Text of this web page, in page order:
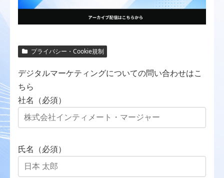
プライバシー・Cookie規制
デジタルマーケティングについての問い合わせはこ
ちら
社名（必須）
氏名（必須）